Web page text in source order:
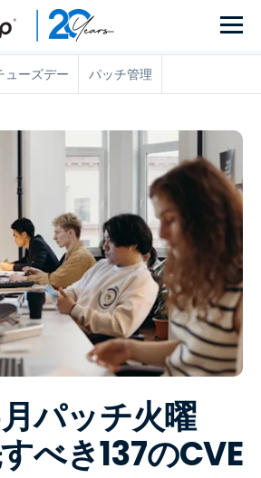
ューズデー パッチ管理
パッチ火曜
べき137のCVE